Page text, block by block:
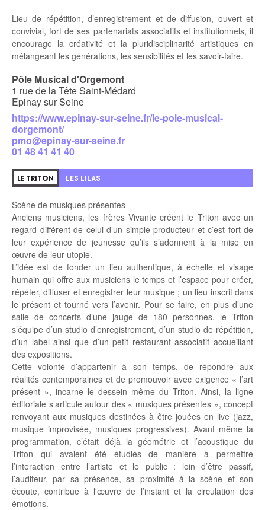
Lieu de répétition, d’enregistrement et de diffusion, ouvert et
convivial, fort de ses partenariats associatifs et institutionnels, il
encourage la créativité et la pluridisciplinarité artistiques en
mélangeant les générations, les sensibilités et les savoir-faire.
Pôle Musical d'Orgemont
1 rue de la Tête Saint-Médard
Epinay sur Seine
https://www.epinay-sur-seine.fr/le-pole-musical-
dorgemont/
pmo@epinay-sur-seine.fr
01 48 41 41 40
LE TRITON LES LILAS
Scène de musiques présentes
Anciens musiciens, les frères Vivante créent le Triton avec un
regard différent de celui d’un simple producteur et c’est fort de
leur expérience de jeunesse qu’ils s’adonnent à la mise en
œuvre de leur utopie.
L’idée est de fonder un lieu authentique, à échelle et visage
humain qui offre aux musiciens le temps et l’espace pour créer,
répéter, diffuser et enregistrer leur musique ; un lieu inscrit dans
le présent et tourné vers l’avenir. Pour se faire, en plus d’une
salle de concerts d’une jauge de 180 personnes, le Triton
s’équipe d’un studio d’enregistrement, d’un studio de répétition,
d’un label ainsi que d’un petit restaurant associatif accueillant
des expositions.
Cette volonté d’appartenir à son temps, de répondre aux
réalités contemporaines et de promouvoir avec exigence « l’art
présent », incarne le dessein même du Triton. Ainsi, la ligne
éditoriale s’articule autour des « musiques présentes », concept
renvoyant aux musiques destinées à être jouées en live (jazz,
musique improvisée, musiques progressives). Avant même la
programmation, c’était déjà la géométrie et l’acoustique du
Triton qui avaient été étudiés de manière à permettre
l’interaction entre l’artiste et le public : loin d’être passif,
l’auditeur, par sa présence, sa proximité à la scène et son
écoute, contribue à l'œuvre de l’instant et la circulation des
émotions.